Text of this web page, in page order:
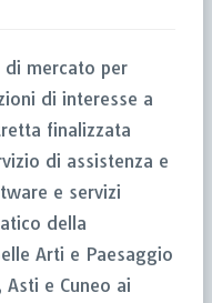
di mercato per
di interesse a
finalizzata
di assistenza e
e servizi
della
Arti e Paesaggio
e Cuneo ai